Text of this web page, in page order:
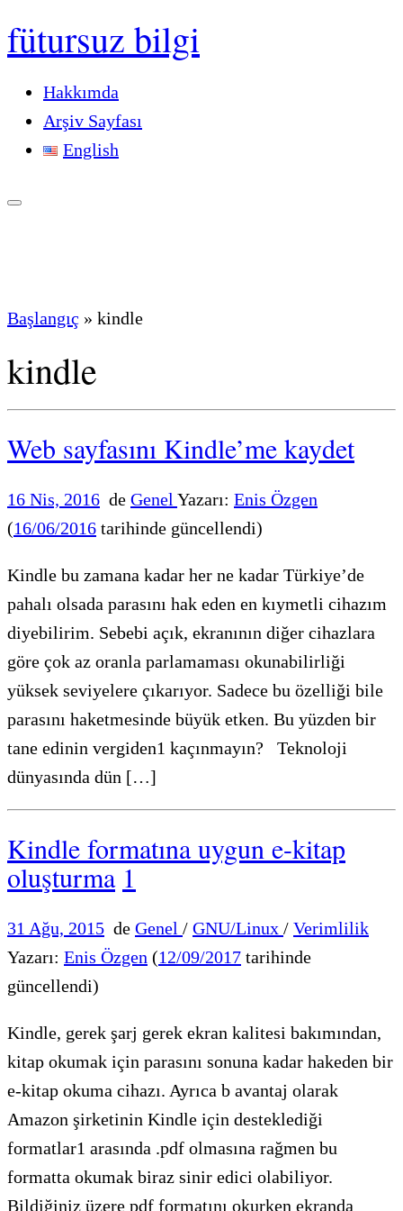
fütursuz bilgi
Hakkımda
Arşiv Sayfası
English
Başlangıç » kindle
kindle
Web sayfasını Kindle’me kaydet
16 Nis, 2016 de Genel Yazarı: Enis Özgen
(16/06/2016 tarihinde güncellendi)
Kindle bu zamana kadar her ne kadar Türkiye’de
pahalı olsada parasını hak eden en kıymetli cihazım
diyebilirim. Sebebi açık, ekranının diğer cihazlara
göre çok az oranla parlamaması okunabilirliği
yüksek seviyelere çıkarıyor. Sadece bu özelliği bile
parasını haketmesinde büyük etken. Bu yüzden bir
tane edinin vergiden1 kaçınmayın? Teknoloji
dünyasında dün […]
Kindle formatına uygun e-kitap
oluşturma 1
31 Ağu, 2015 de Genel / GNU/Linux / Verimlilik
Yazarı: Enis Özgen (12/09/2017 tarihinde
güncellendi)
Kindle, gerek şarj gerek ekran kalitesi bakımından,
kitap okumak için parasını sonuna kadar hakeden bir
e-kitap okuma cihazı. Ayrıca b avantaj olarak
Amazon şirketinin Kindle için desteklediği
formatlar1 arasında .pdf olmasına rağmen bu
formatta okumak biraz sinir edici olabiliyor.
Bildiğiniz üzere pdf formatını okurken ekranda